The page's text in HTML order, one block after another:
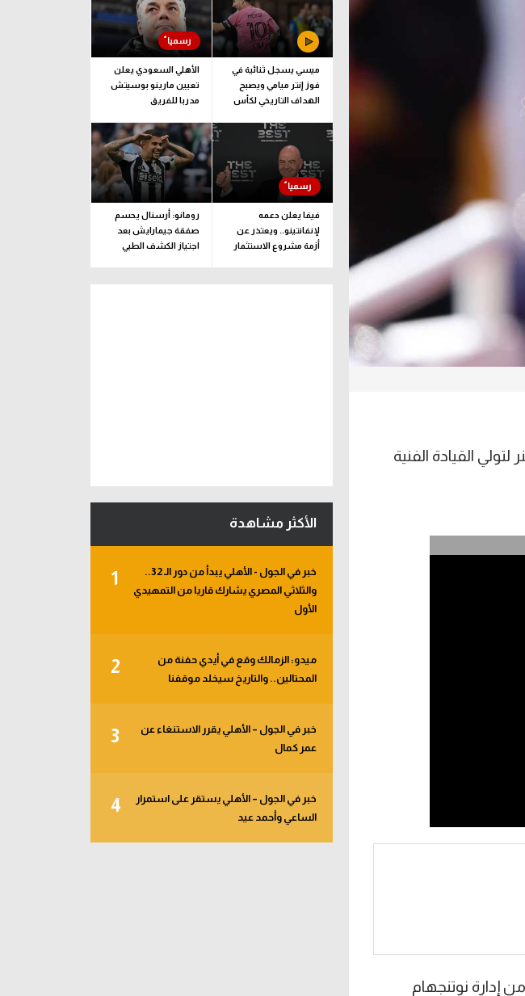
القيادة الفنية
إدارة نوتنجهام
ميسي يسجل ثنائية في
فوز إنتر ميامي ويصبح
الهداف التاريخي لكأس
الأهلي السعودي يعلن
تعيين مارينو بوسيتش
مدربا للفريق
فيفا يعلن دعمه
لإنفانتينو.. ويعتذر عن
أزمة مشروع الاستثمار
رومانو: أرسنال يحسم
صفقة جيمارايش بعد
اجتياز الكشف الطبي
الأكثر مشاهدة
1
خبر في الجول - الأهلي يبدأ من دور الـ 32..
والثلاثي المصري يشارك قاريا من التمهيدي
الأول
2
ميدو: الزمالك وقع في أيدي حفنة من
المحتالين.. والتاريخ سيخلد موقفنا
3
خبر في الجول – الأهلي يقرر الاستنغاء عن
عمر كمال
4
خبر في الجول – الأهلي يستقر على استمرار
الساعي وأحمد عيد